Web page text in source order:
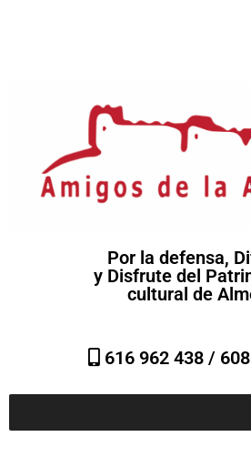
Por la defensa,
y Disfrute del
cultural de
616 962 438 /